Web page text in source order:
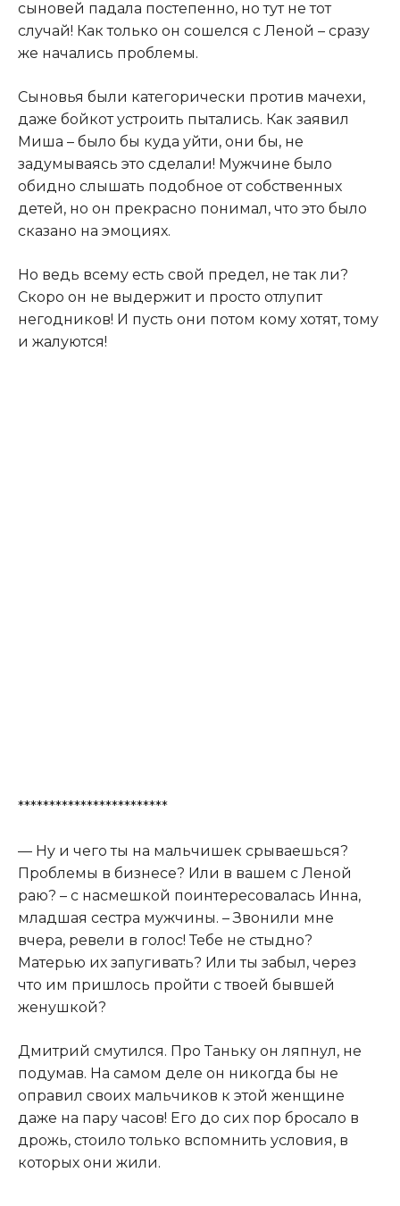
сыновей падала постепенно, но тут не тот
случай! Как только он сошелся с Леной – сразу
же начались проблемы.
Сыновья были категорически против мачехи,
даже бойкот устроить пытались. Как заявил
Миша – было бы куда уйти, они бы, не
задумываясь это сделали! Мужчине было
обидно слышать подобное от собственных
детей, но он прекрасно понимал, что это было
сказано на эмоциях.
Но ведь всему есть свой предел, не так ли?
Скоро он не выдержит и просто отлупит
негодников! И пусть они потом кому хотят, тому
и жалуются!
************************
— Ну и чего ты на мальчишек срываешься?
Проблемы в бизнесе? Или в вашем с Леной
раю? – с насмешкой поинтересовалась Инна,
младшая сестра мужчины. – Звонили мне
вчера, ревели в голос! Тебе не стыдно?
Матерью их запугивать? Или ты забыл, через
что им пришлось пройти с твоей бывшей
женушкой?
Дмитрий смутился. Про Таньку он ляпнул, не
подумав. На самом деле он никогда бы не
оправил своих мальчиков к этой женщине
даже на пару часов! Его до сих пор бросало в
дрожь, стоило только вспомнить условия, в
которых они жили.